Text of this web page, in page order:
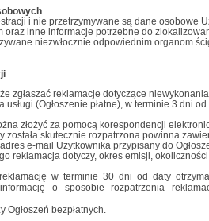
i nie przetrzymywane są dane osobowe
oraz inne informacje potrzebne do
niezwłocznie odpowiednim organom
zgłaszać reklamacje dotyczące
usługi (Ogłoszenie płatne), w terminie 3 dni
złożyć za pomocą korespondencji
została skutecznie rozpatrzona powinna
e-mail Użytkownika przypisany do
reklamacja dotyczy, okres emisji,
w terminie 30 dni od daty
o sposobie rozpatrzenia
Ogłoszeń bezpłatnych.